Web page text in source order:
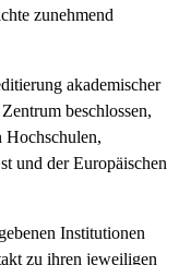
zunehmend
akademischer
beschlossen,
Hochschulen,
und der Europäischen
Institutionen
zu ihren jeweiligen